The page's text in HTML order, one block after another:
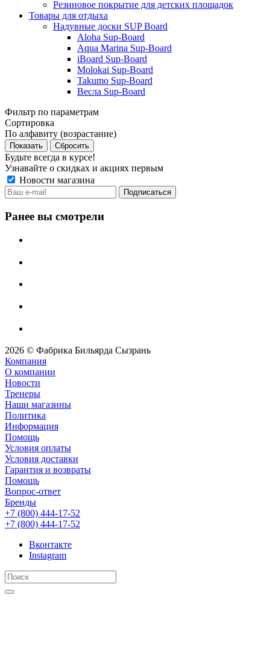
Резиновое покрытие для детских площадок
Товары для отдыха
Надувные доски SUP Board
Aloha Sup-Board
Aqua Marina Sup-Board
iBoard Sup-Board
Molokai Sup-Board
Takumo Sup-Board
Весла Sup-Board
Фильтр по параметрам
Сортировка
По алфавиту (возрастание)
Сбросить
Будьте всегда в курсе!
Узнавайте о скидках и акциях первым
Новости магазина
Ранее вы смотрели
2026 © Фабрика Бильярда Сызрань
Компания
О компании
Новости
Тренеры
Наши магазины
Политика
Информация
Помощь
Условия оплаты
Условия доставки
Гарантия и возвраты
Помощь
Вопрос-ответ
Бренды
+7 (800) 444-17-52
+7 (800) 444-17-52
Вконтакте
Instagram